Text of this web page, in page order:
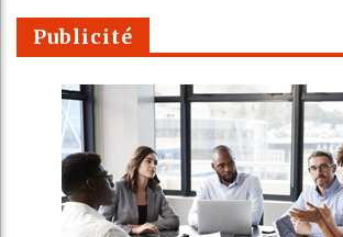
Publicité